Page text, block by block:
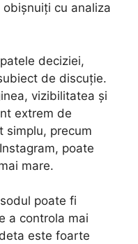
cu analiza
deciziei,
de discuție.
vizibilitatea și
extrem de
simplu, precum
poate
mare.
poate fi
a controla mai
este foarte